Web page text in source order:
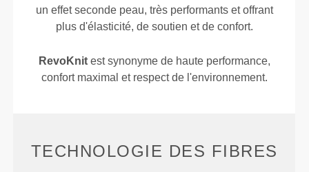
un effet seconde peau, très performants et offrant
plus d'élasticité, de soutien et de confort.
RevoKnitest synonyme de haute performance,
confort maximal et respect de l'environnement.
TECHNOLOGIE DES FIBRES